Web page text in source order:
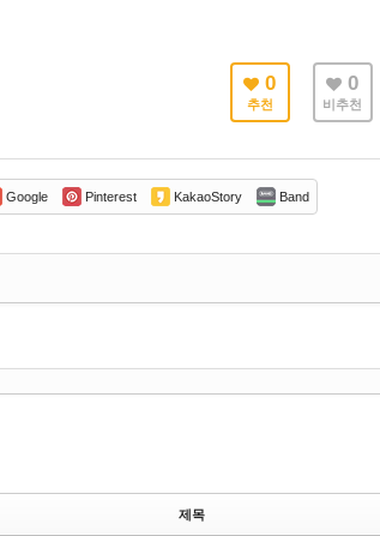
0
추천
0
비추천
Google Pinterest KakaoStory Band
제목